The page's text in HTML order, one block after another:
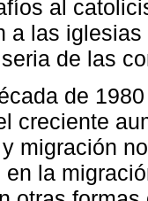
al
a las
de las
de
creciente
migración
la